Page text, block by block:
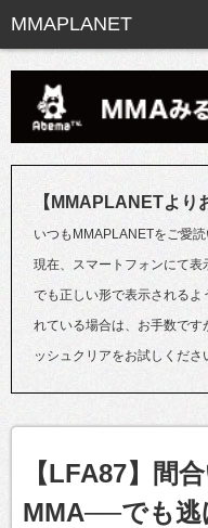
【MMAPLANETより
いつもMMAPLANETをご愛
現在、スマートフォンにて
でも正しい形で表示される
れている場合は、お手数です
ッシュクリアをお試しくださ
【LFA87】間
MMA──でも逃